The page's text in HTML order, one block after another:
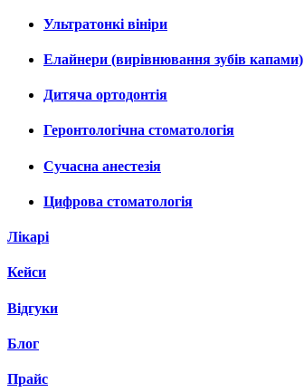
Ультратонкі вініри
Елайнери (вирівнювання зубів капами)
Дитяча ортодонтія
Геронтологічна стоматологія
Сучасна анестезія
Цифрова стоматологія
Лікарі
Кейси
Відгуки
Блог
Прайс